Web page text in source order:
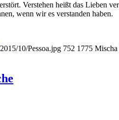
Ver­ste­hen heißt das Lie­ben
wenn wir es ver­stan­den haben.
10/Pessoa.jpg 752 1775 Mischa